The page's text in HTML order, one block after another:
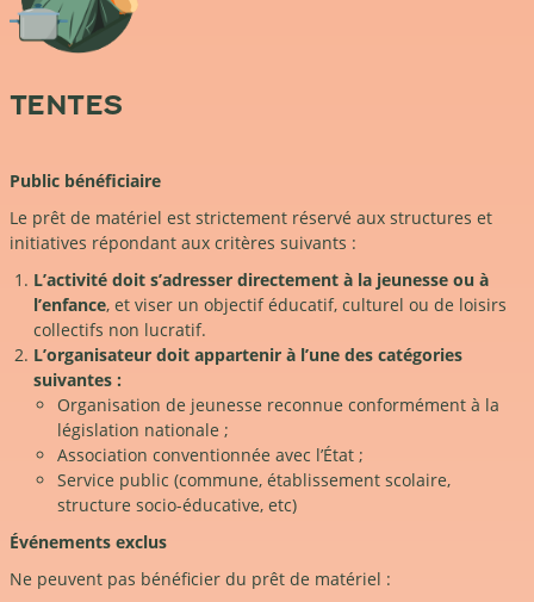
TENTES
Public bénéficiaire
Le prêt de matériel est strictement réservé aux structures et
initiatives répondant aux critères suivants :
L’activité doit s’adresser directement à la jeunesse ou à
l’enfance, et viser un objectif éducatif, culturel ou de loisirs
collectifs non lucratif.
L’organisateur doit appartenir à l’une des catégories
suivantes :
Organisation de jeunesse reconnue conformément à la
législation nationale ;
Association conventionnée avec l’État ;
Service public (commune, établissement scolaire,
structure socio-éducative, etc)
Événements exclus
Ne peuvent pas bénéficier du prêt de matériel :